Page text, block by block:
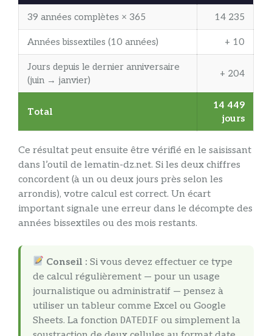
39 années complètes × 365 14 235
Années bissextiles (10 années) + 10
Jours depuis le dernier anniversaire
(juin → janvier)
+ 204
Total
14 449
jours
Ce résultat peut ensuite être vérifié en le saisissant
dans l’outil de lematin-dz.net. Si les deux chiffres
concordent (à un ou deux jours près selon les
arrondis), votre calcul est correct. Un écart
important signale une erreur dans le décompte des
années bissextiles ou des mois restants.
Conseil : Si vous devez effectuer ce type
de calcul régulièrement — pour un usage
journalistique ou administratif — pensez à
utiliser un tableur comme Excel ou Google
Sheets. La fonction DATEDIF ou simplement la